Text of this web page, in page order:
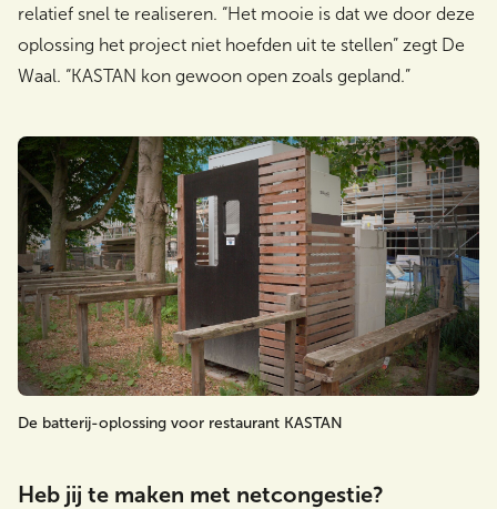
relatief snel te realiseren. “Het mooie is dat we door deze
oplossing het project niet hoefden uit te stellen” zegt De
Waal. “KASTAN kon gewoon open zoals gepland.”
De batterij-oplossing voor restaurant KASTAN
Heb jij te maken met netcongestie?